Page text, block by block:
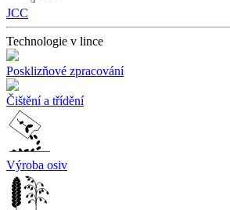
JCC
Technologie v lince
Posklizňové zpracování
Čištění a třídění
Výroba osiv